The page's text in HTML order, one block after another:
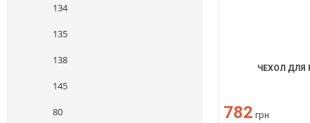
134
135
138
145
80
ЧЕХОЛ ДЛЯ
782 грн